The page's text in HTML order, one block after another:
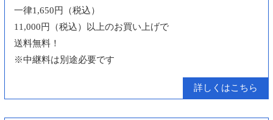
一律1,650円（税込）
11,000円（税込）以上のお買い上げで
送料無料！
※中継料は別途必要です
詳しくはこちら